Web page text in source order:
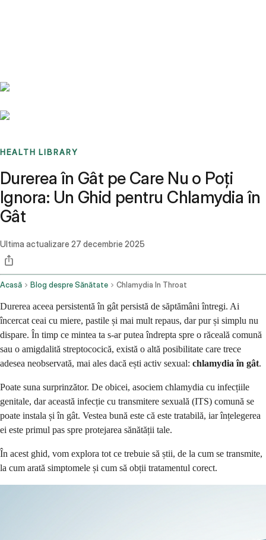
HEALTH LIBRARY
Durerea în Gât pe Care Nu o Poți
Ignora: Un Ghid pentru Chlamydia în
Gât
Ultima actualizare 27 decembrie 2025
Acasă Blog despre Sănătate Chlamydia In Throat
Durerea aceea persistentă în gât persistă de săptămâni întregi. Ai
încercat ceai cu miere, pastile și mai mult repaus, dar pur și simplu nu
dispare. În timp ce mintea ta s-ar putea îndrepta spre o răceală comună
sau o amigdalită streptococică, există o altă posibilitate care trece
adesea neobservată, mai ales dacă ești activ sexual: chlamydia în gât.
Poate suna surprinzător. De obicei, asociem chlamydia cu infecțiile
genitale, dar această infecție cu transmitere sexuală (ITS) comună se
poate instala și în gât. Vestea bună este că este tratabilă, iar înțelegerea
ei este primul pas spre protejarea sănătății tale.
În acest ghid, vom explora tot ce trebuie să știi, de la cum se transmite,
la cum arată simptomele și cum să obții tratamentul corect.